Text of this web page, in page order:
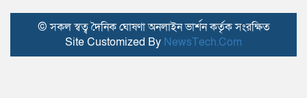
© সকল স্বত্ব দৈনিক ঘোষণা অনলাইন ভার্শন কর্তৃক সংরক্ষিত
Site Customized By NewsTech.Com